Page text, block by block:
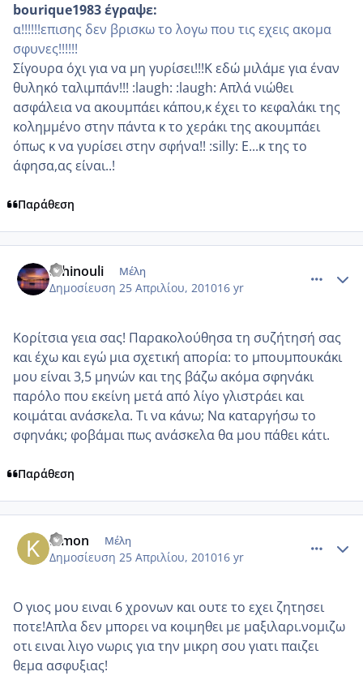
bourique1983 έγραψε:
α!!!!!!επισης δεν βρισκω το λογω που τις εχεις ακομα
σφυνες!!!!!!
Σίγουρα όχι για να μη γυρίσει!!!Κ εδώ μιλάμε για έναν
θυληκό ταλιμπάν!!! :laugh: :laugh: Απλά νιώθει
ασφάλεια να ακουμπάει κάπου,κ έχει το κεφαλάκι της
κολημμένο στην πάντα κ το χεράκι της ακουμπάει
όπως κ να γυρίσει στην σφήνα!! :silly: Ε...κ της το
άφησα,ας είναι..!
Παράθεση
athinouli Μέλη
Δημοσίευση 25 Απριλίου, 201016 yr
Κορίτσια γεια σας! Παρακολούθησα τη συζήτησή σας
και έχω και εγώ μια σχετική απορία: το μπουμπουκάκι
μου είναι 3,5 μηνών και της βάζω ακόμα σφηνάκι
παρόλο που εκείνη μετά από λίγο γλιστράει και
κοιμάται ανάσκελα. Τι να κάνω; Να καταργήσω το
σφηνάκι; φοβάμαι πως ανάσκελα θα μου πάθει κάτι.
Παράθεση
Kimon Μέλη
Δημοσίευση 25 Απριλίου, 201016 yr
Ο γιος μου ειναι 6 χρονων και ουτε το εχει ζητησει
ποτε!Απλα δεν μπορει να κοιμηθει με μαξιλαρι.νομιζω
οτι ειναι λιγο νωρις για την μικρη σου γιατι παιζει
θεμα ασφυξιας!